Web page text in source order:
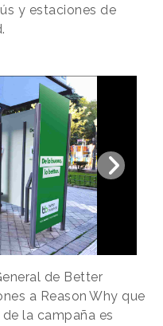
y estaciones de
de Better
a Reason Why que
la campaña es